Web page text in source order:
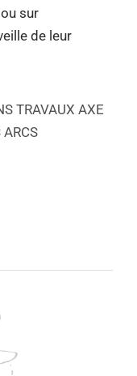
sur
de leur
TRAVAUX AXE
ARCS